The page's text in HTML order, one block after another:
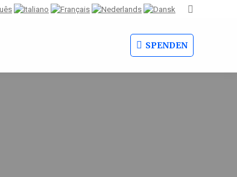
Search:
SPENDEN